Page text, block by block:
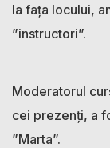
la fața locului,
”instructori”.
Moderatorul
cei prezenți, a
”Marta”.